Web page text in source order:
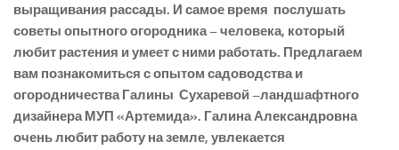
выращивания рассады. И самое время послушать
советы опытного огородника – человека, который
любит растения и умеет с ними работать. Предлагаем
вам познакомиться с опытом садоводства и
огородничества Галины Сухаревой –ландшафтного
дизайнера МУП «Артемида». Галина Александровна
очень любит работу на земле, увлекается